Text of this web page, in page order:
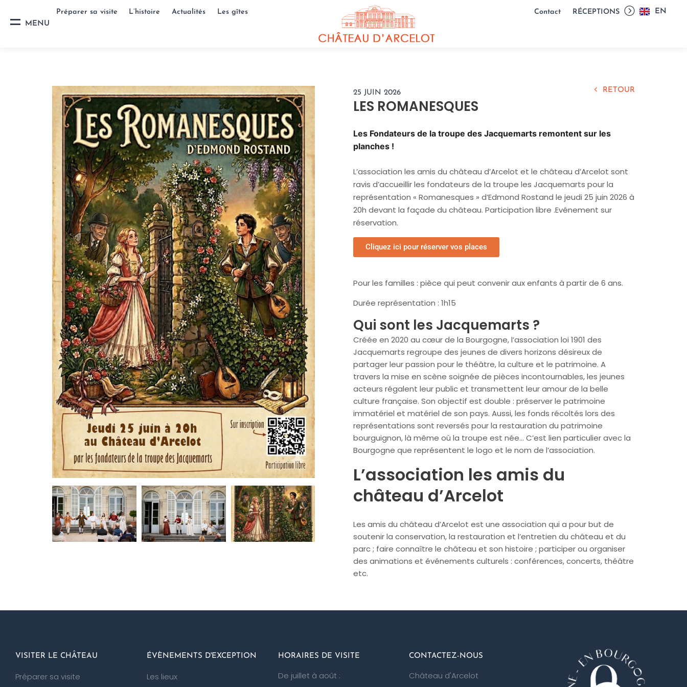
MENU
Préparer sa visite L’histoire Actualités Les gîtes EN
Contact RÉCEPTIONS
VISITE
DU CHÂTEAU
PRÉPARER SA VISITE
L’HISTOIRE
ACTUALITÉS
LES GÎTES
PRIVÉS ET PROFESSIONNELS
LES LIEUX
ÉVÈNEMENTS
NOS PARTENAIRES
25 JUIN 2026 RETOUR
LES ROMANESQUES
Les Fondateurs de la troupe des Jacquemarts remontent sur les
planches !
L’association les amis du château d’Arcelot et le château d’Arcelot sont
ravis d’accueillir les fondateurs de la troupe les Jacquemarts pour la
représentation « Romanesques » d’Edmond Rostand le jeudi 25 juin 2026 à
20h devant la façade du château. Participation libre .Evénement sur
réservation.
Cliquez ici pour réserver vos places
Pour les familles : pièce qui peut convenir aux enfants à partir de 6 ans.
Durée représentation : 1h15
Qui sont les Jacquemarts ?
Créée en 2020 au cœur de la Bourgogne, l’association loi 1901 des
Jacquemarts regroupe des jeunes de divers horizons désireux de
partager leur passion pour le théâtre, la culture et le patrimoine. A
travers la mise en scène soignée de pièces incontournables, les jeunes
acteurs régalent leur public et transmettent leur amour de la belle
culture française. Son objectif est double : préserver le patrimoine
immatériel et matériel de son pays. Aussi, les fonds récoltés lors des
représentations sont reversés pour la restauration du patrimoine
bourguignon, là même où la troupe est née… C’est lien particulier avec la
Bourgogne que représentent le logo et le nom de l’association.
L’association les amis du
château d’Arcelot
Les amis du château d’Arcelot est une association qui a pour but de
soutenir la conservation, la restauration et l’entretien du château et du
parc ; faire connaître le château et son histoire ; participer ou organiser
des animations et événements culturels : conférences, concerts, théâtre
etc.
VISITER LE CHÂTEAU
Préparer sa visite
ÉVÈNEMENTS D'EXCEPTION
Les lieux
HORAIRES DE VISITE
De juillet à août :
CONTACTEZ-NOUS
Château d'Arcelot